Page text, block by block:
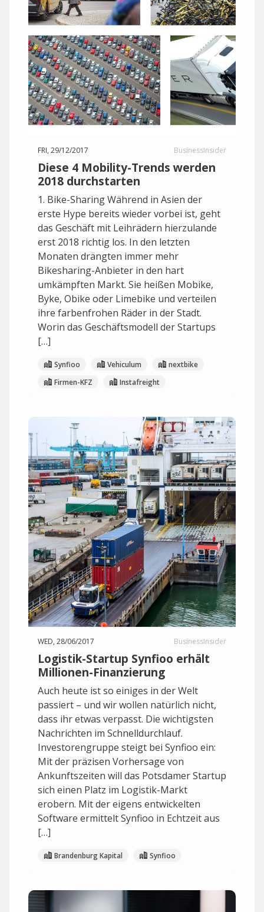
FRI, 29/12/2017 BusinessInsider
Diese 4 Mobility-Trends werden
2018 durchstarten
1. Bike-Sharing Während in Asien der
erste Hype bereits wieder vorbei ist, geht
das Geschäft mit Leihrädern hierzulande
erst 2018 richtig los. In den letzten
Monaten drängten immer mehr
Bikesharing-Anbieter in den hart
umkämpften Markt. Sie heißen Mobike,
Byke, Obike oder Limebike und verteilen
ihre farbenfrohen Räder in der Stadt.
Worin das Geschäftsmodell der Startups
[…]
Synfioo Vehiculum
nextbike
Firmen-KFZ
Instafreight
WED, 28/06/2017 BusinessInsider
Logistik-Startup Synfioo erhält
Millionen-Finanzierung
Auch heute ist so einiges in der Welt
passiert – und wir wollen natürlich nicht,
dass ihr etwas verpasst. Die wichtigsten
Nachrichten im Schnelldurchlauf.
Investorengruppe steigt bei Synfioo ein:
Mit der präzisen Vorhersage von
Ankunftszeiten will das Potsdamer Startup
sich einen Platz im Logistik-Markt
erobern. Mit der eigens entwickelten
Software ermittelt Synfioo in Echtzeit aus
[…]
Brandenburg Kapital Synfioo